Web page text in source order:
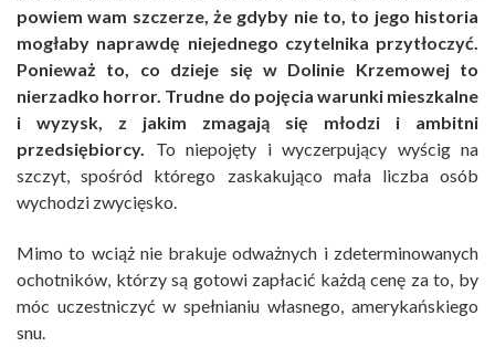
powiem wam szczerze, że gdyby nie to, to jego historia
mogłaby naprawdę niejednego czytelnika przytłoczyć.
Ponieważ to, co dzieje się w Dolinie Krzemowej to
nierzadko horror. Trudne do pojęcia warunki mieszkalne
i wyzysk, z jakim zmagają się młodzi i ambitni
przedsiębiorcy. To niepojęty i wyczerpujący wyścig na
szczyt, spośród którego zaskakująco mała liczba osób
wychodzi zwycięsko.
Mimo to wciąż nie brakuje odważnych i zdeterminowanych
ochotników, którzy są gotowi zapłacić każdą cenę za to, by
móc uczestniczyć w spełnianiu własnego, amerykańskiego
snu.